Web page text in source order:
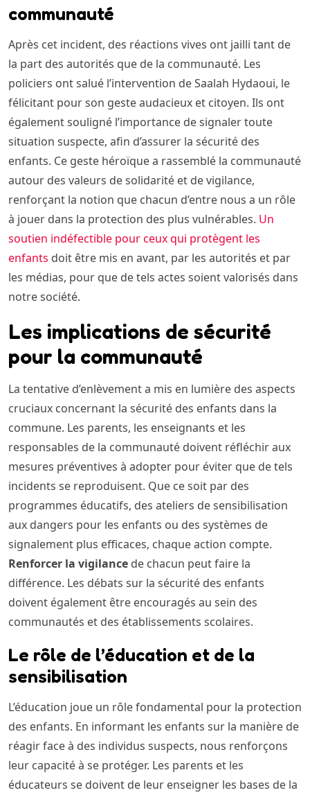
communauté
Après cet incident, des réactions vives ont jailli tant de
la part des autorités que de la communauté. Les
policiers ont salué l’intervention de Saalah Hydaoui, le
félicitant pour son geste audacieux et citoyen. Ils ont
également souligné l’importance de signaler toute
situation suspecte, afin d’assurer la sécurité des
enfants. Ce geste héroïque a rassemblé la communauté
autour des valeurs de solidarité et de vigilance,
renforçant la notion que chacun d’entre nous a un rôle
à jouer dans la protection des plus vulnérables. Un
soutien indéfectible pour ceux qui protègent les
enfants doit être mis en avant, par les autorités et par
les médias, pour que de tels actes soient valorisés dans
notre société.
Les implications de sécurité
pour la communauté
La tentative d’enlèvement a mis en lumière des aspects
cruciaux concernant la sécurité des enfants dans la
commune. Les parents, les enseignants et les
responsables de la communauté doivent réfléchir aux
mesures préventives à adopter pour éviter que de tels
incidents se reproduisent. Que ce soit par des
programmes éducatifs, des ateliers de sensibilisation
aux dangers pour les enfants ou des systèmes de
signalement plus efficaces, chaque action compte.
Renforcer la vigilance de chacun peut faire la
différence. Les débats sur la sécurité des enfants
doivent également être encouragés au sein des
communautés et des établissements scolaires.
Le rôle de l’éducation et de la
sensibilisation
L’éducation joue un rôle fondamental pour la protection
des enfants. En informant les enfants sur la manière de
réagir face à des individus suspects, nous renforçons
leur capacité à se protéger. Les parents et les
éducateurs se doivent de leur enseigner les bases de la